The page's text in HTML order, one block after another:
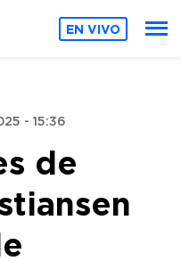
EN VIVO
- 15:36
de